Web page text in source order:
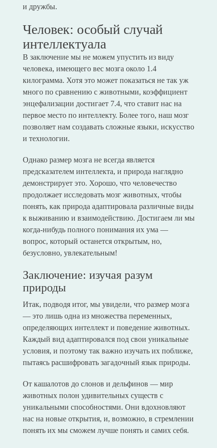
и дружбы.
Человек: особый случай
интеллектуала
В заключение мы не можем упустить из виду
человека, имеющего вес мозга около 1.4
килограмма. Хотя это может показаться не так уж
много по сравнению с животными, коэффициент
энцефализации достигает 7.4, что ставит нас на
первое место по интеллекту. Более того, наш мозг
позволяет нам создавать сложные языки, искусство
и технологии.
Однако размер мозга не всегда является
предсказателем интеллекта, и природа наглядно
демонстрирует это. Хорошо, что человечество
продолжает исследовать мозг животных, чтобы
понять, как природа адаптировала различные виды
к выживанию и взаимодействию. Достигаем ли мы
когда-нибудь полного понимания их ума —
вопрос, который останется открытым, но,
безусловно, увлекательным!
Заключение: изучая разум
природы
Итак, подводя итог, мы увидели, что размер мозга
— это лишь одна из множества переменных,
определяющих интеллект и поведение животных.
Каждый вид адаптировался под свои уникальные
условия, и поэтому так важно изучать их поближе,
пытаясь расшифровать загадочный язык природы.
От кашалотов до слонов и дельфинов — мир
животных полон удивительных существ с
уникальными способностями. Они вдохновляют
нас на новые открытия, и, возможно, в стремлении
понять их мы сможем лучше понять и самих себя.